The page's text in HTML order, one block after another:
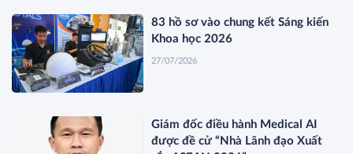
83 hồ sơ vào chung kết Sáng kiến
Khoa học 2026
27/07/2026
Giám đốc điều hành Medical AI
được đề cử “Nhà Lãnh đạo Xuất